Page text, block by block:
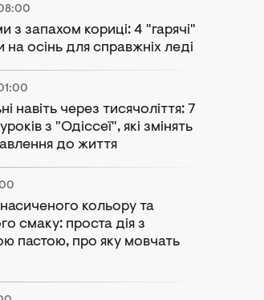
з запахом кориці: 4 "гарячі"
на осінь для справжніх леді
навіть через тисячоліття: 7
з "Одіссеї", які змінять
до життя
кольору та
смаку: проста дія з
пастою, про яку мовчать